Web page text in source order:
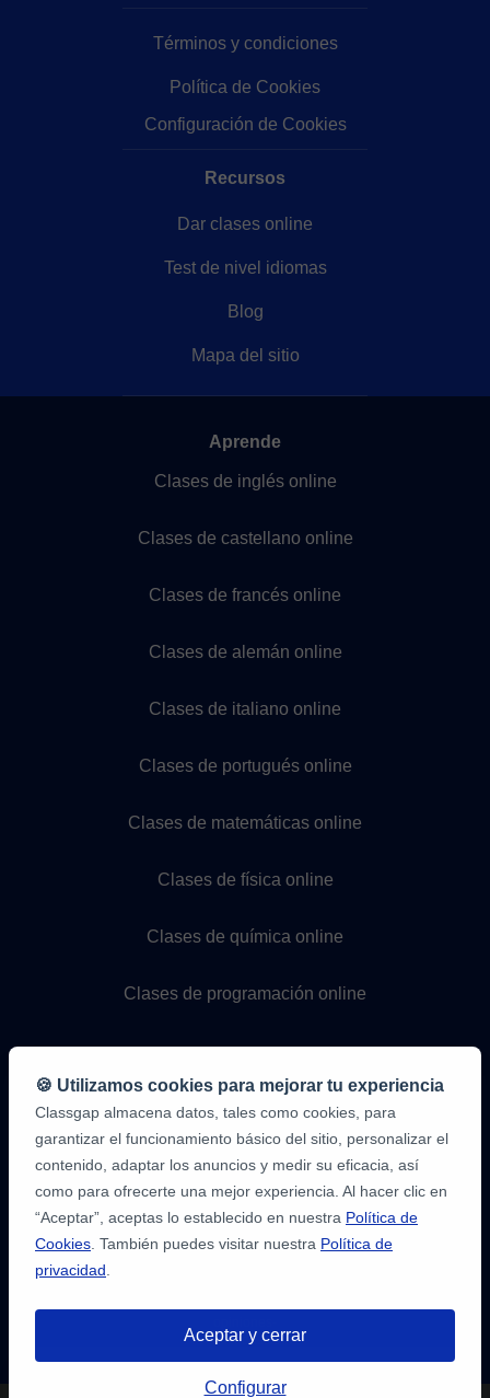
Términos y condiciones
Política de Cookies
Configuración de Cookies
Recursos
Dar clases online
Test de nivel idiomas
Blog
Mapa del sitio
Aprende
Clases de inglés online
Clases de castellano online
Clases de francés online
Clases de alemán online
Clases de italiano online
Clases de portugués online
Clases de matemáticas online
Clases de física online
Clases de química online
Clases de programación online
9,6/10
1.339.284
opiniones
verificadas.com
🍪 Utilizamos cookies para mejorar tu experiencia
Classgap almacena datos, tales como cookies, para
garantizar el funcionamiento básico del sitio, personalizar el
contenido, adaptar los anuncios y medir su eficacia, así
como para ofrecerte una mejor experiencia. Al hacer clic en
“Aceptar”, aceptas lo establecido en nuestra Política de
Cookies . También puedes visitar nuestra Política de
privacidad
Aceptar y cerrar
Configurar